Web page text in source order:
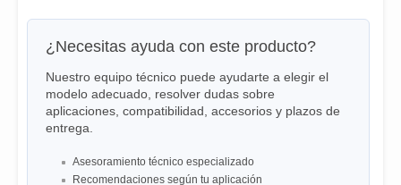
¿Necesitas ayuda con este producto?
Nuestro equipo técnico puede ayudarte a elegir el
modelo adecuado, resolver dudas sobre
aplicaciones, compatibilidad, accesorios y plazos de
entrega.
Asesoramiento técnico especializado
Recomendaciones según tu aplicación